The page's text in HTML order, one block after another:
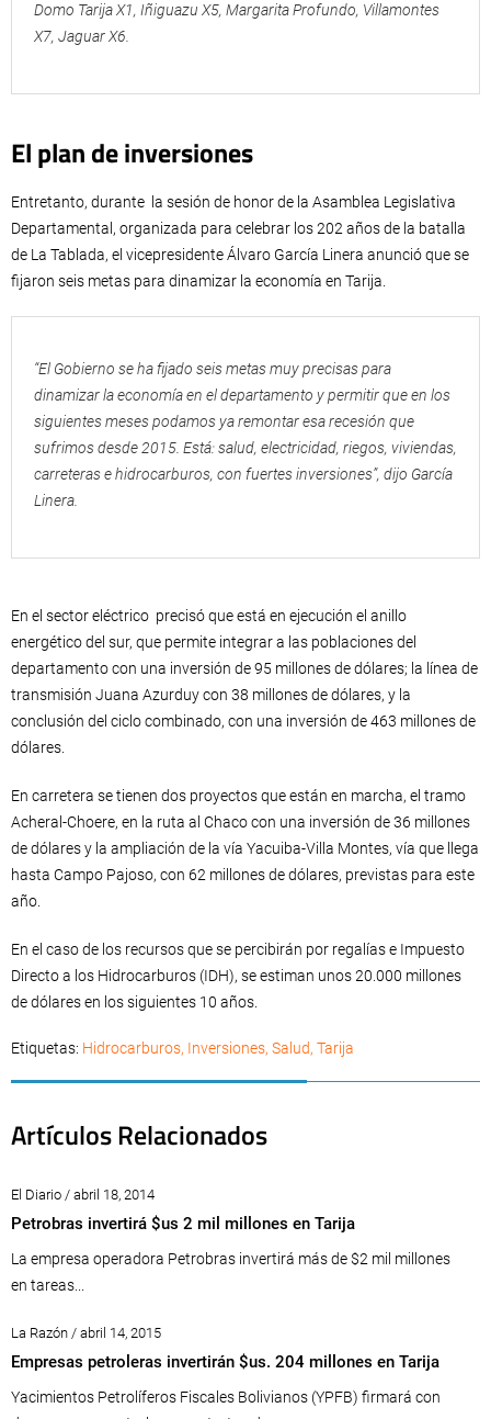
Domo Tarija X1, Iñiguazu X5, Margarita Profundo, Villamontes
X7, Jaguar X6.
El plan de inversiones
Entretanto, durante la sesión de honor de la Asamblea Legislativa
Departamental, organizada para celebrar los 202 años de la batalla
de La Tablada, el vicepresidente Álvaro García Linera anunció que se
fijaron seis metas para dinamizar la economía en Tarija.
“El Gobierno se ha fijado seis metas muy precisas para
dinamizar la economía en el departamento y permitir que en los
siguientes meses podamos ya remontar esa recesión que
sufrimos desde 2015. Está: salud, electricidad, riegos, viviendas,
carreteras e hidrocarburos, con fuertes inversiones”, dijo García
Linera.
En el sector eléctrico precisó que está en ejecución el anillo
energético del sur, que permite integrar a las poblaciones del
departamento con una inversión de 95 millones de dólares; la línea de
transmisión Juana Azurduy con 38 millones de dólares, y la
conclusión del ciclo combinado, con una inversión de 463 millones de
dólares.
En carretera se tienen dos proyectos que están en marcha, el tramo
Acheral-Choere, en la ruta al Chaco con una inversión de 36 millones
de dólares y la ampliación de la vía Yacuiba-Villa Montes, vía que llega
hasta Campo Pajoso, con 62 millones de dólares, previstas para este
año.
En el caso de los recursos que se percibirán por regalías e Impuesto
Directo a los Hidrocarburos (IDH), se estiman unos 20.000 millones
de dólares en los siguientes 10 años.
Etiquetas: Hidrocarburos, Inversiones, Salud, Tarija
Artículos Relacionados
El Diario / abril 18, 2014
Petrobras invertirá $us 2 mil millones en Tarija
La empresa operadora Petrobras invertirá más de $2 mil millones
en tareas...
La Razón / abril 14, 2015
Empresas petroleras invertirán $us. 204 millones en Tarija
Yacimientos Petrolíferos Fiscales Bolivianos (YPFB) firmará con